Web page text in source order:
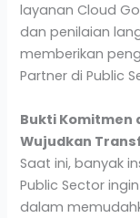
layanan Cloud
dan penilaian
memberikan
Partner di Public
Bukti Komitmen
Wujudkan
Saat ini, banyak
Public Sector
dalam